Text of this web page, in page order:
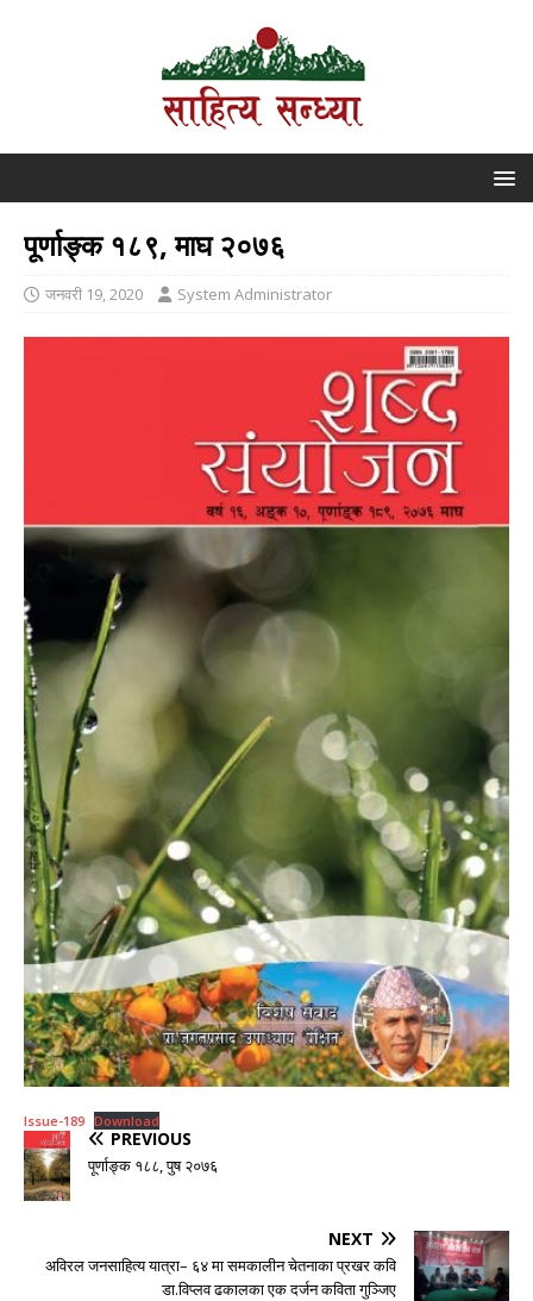
पूर्णाङ्क १८९, माघ २०७६
जनवरी 19, 2020 System Administrator
Issue-189 Download
PREVIOUS
पूर्णाङ्क १८८, पुष २०७६
NEXT
अविरल जनसाहित्य यात्रा– ६४ मा समकालीन चेतनाका प्रखर कवि
डा.विप्लव ढकालका एक दर्जन कविता गुञ्जिए